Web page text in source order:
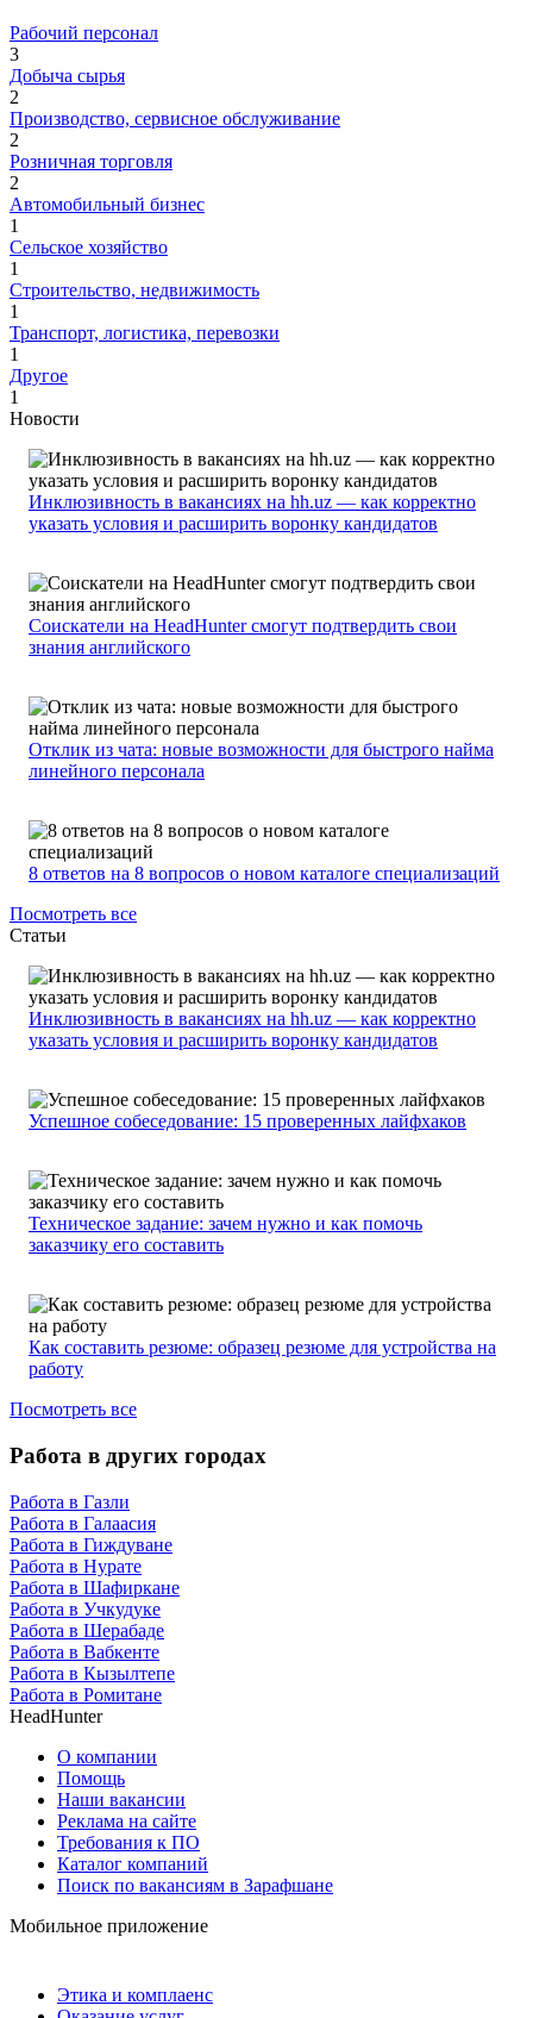
Рабочий персонал
3
Добыча сырья
2
Производство, сервисное обслуживание
2
Розничная торговля
2
Автомобильный бизнес
1
Сельское хозяйство
1
Строительство, недвижимость
1
Транспорт, логистика, перевозки
1
Другое
1
Новости
Инклюзивность в вакансиях на hh.uz — как корректно
указать условия и расширить воронку кандидатов
Соискатели на HeadHunter смогут подтвердить свои
знания английского
Отклик из чата: новые возможности для быстрого найма
линейного персонала
8 ответов на 8 вопросов о новом каталоге специализаций
Посмотреть все
Статьи
Инклюзивность в вакансиях на hh.uz — как корректно
указать условия и расширить воронку кандидатов
Успешное собеседование: 15 проверенных лайфхаков
Техническое задание: зачем нужно и как помочь
заказчику его составить
Как составить резюме: образец резюме для устройства на
работу
Посмотреть все
Работа в других городах
Работа в Газли
Работа в Галаасия
Работа в Гиждуване
Работа в Нурате
Работа в Шафиркане
Работа в Учкудуке
Работа в Шерабаде
Работа в Вабкенте
Работа в Кызылтепе
Работа в Ромитане
HeadHunter
О компании
Помощь
Наши вакансии
Реклама на сайте
Требования к ПО
Каталог компаний
Поиск по вакансиям в Зарафшане
Мобильное приложение
Этика и комплаенс